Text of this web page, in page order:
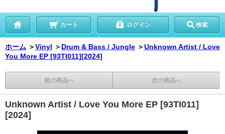
カート ログイン 検索
ホーム ＞Vinyl ＞ Drum & Bass / Jungle ＞Unknown Artist / Love
You More EP [93TI011][2024]
前の商品へ 次の商品へ
Unknown Artist / Love You More EP [93TI011]
[2024]